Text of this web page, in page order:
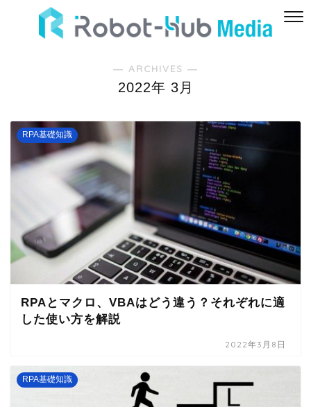
― ARCHIVES ―
2022年 3月
RPA基礎知識
RPAとマクロ、VBAはどう違う？それぞれに適
した使い方を解説
2022年3月8日
RPA基礎知識